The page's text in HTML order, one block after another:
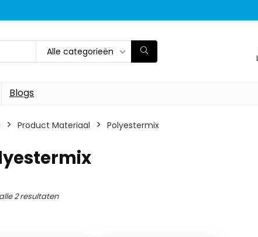
Alle categorieën
Blogs
Product Materiaal ‎Polyestermix
2 resultaten